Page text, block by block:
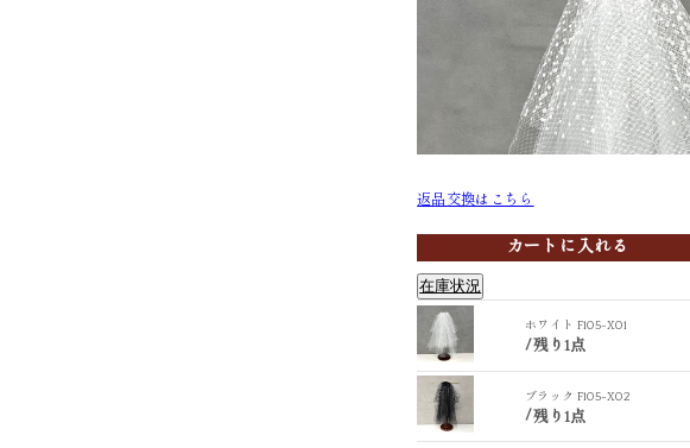
ホワイト F105-X01
返品交換はこちら
カートに入れる
在庫状況
ホワイト F105-X01
/残り1点
ブラック F105-X02
/残り1点